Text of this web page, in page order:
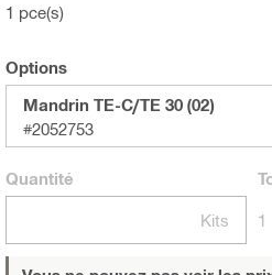
1 pce(s)
Options
Mandrin TE-C/TE 30 (02)
#2052753
Quantité
Kits 1